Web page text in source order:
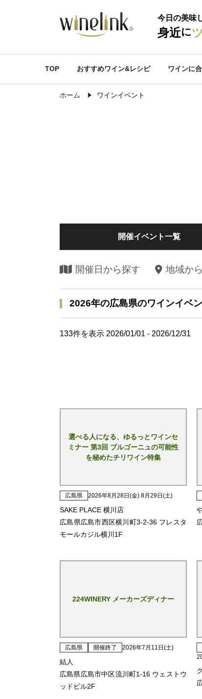
今日の美味
身近に
TOP おすすめワイン&レシピ ワインに
ホーム ワインイベント
開催イベント一覧
開催日から探す 地域か
2026年の広島県のワインイベ
133件を表示 2026/01/01 - 2026/12/31
選べる人になる、ゆるっとワインセ
ミナー 第3回 ブルゴーニュの可能性
を秘めたチリワイン特集
広島県 2026年8月28日(金) 8月29日(土)
SAKE PLACE 横川店
広島県広島市西区横川町3-2-36 フレスタ
モールカジル横川1F
224WINERY メーカーズディナー
広島県 開催終了 2026年7月11日(土)
結人
広島県広島市中区流川町1-16 ウェストウ
ッドビル2F